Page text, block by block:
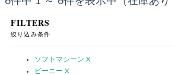
FILTERS
絞り込み条件
ソフトマシーン X
ビーニー X